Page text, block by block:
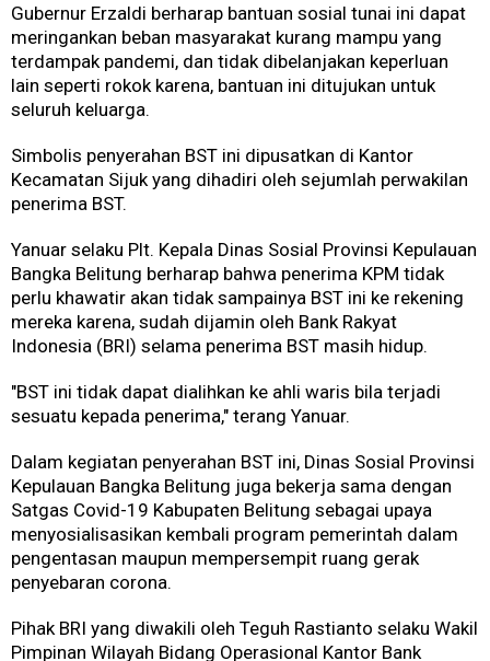
Gubernur Erzaldi berharap bantuan sosial tunai ini dapat
meringankan beban masyarakat kurang mampu yang
terdampak pandemi, dan tidak dibelanjakan keperluan
lain seperti rokok karena, bantuan ini ditujukan untuk
seluruh keluarga.
Simbolis penyerahan BST ini dipusatkan di Kantor
Kecamatan Sijuk yang dihadiri oleh sejumlah perwakilan
penerima BST.
Yanuar selaku Plt. Kepala Dinas Sosial Provinsi Kepulauan
Bangka Belitung berharap bahwa penerima KPM tidak
perlu khawatir akan tidak sampainya BST ini ke rekening
mereka karena, sudah dijamin oleh Bank Rakyat
Indonesia (BRI) selama penerima BST masih hidup.
"BST ini tidak dapat dialihkan ke ahli waris bila terjadi
sesuatu kepada penerima," terang Yanuar.
Dalam kegiatan penyerahan BST ini, Dinas Sosial Provinsi
Kepulauan Bangka Belitung juga bekerja sama dengan
Satgas Covid-19 Kabupaten Belitung sebagai upaya
menyosialisasikan kembali program pemerintah dalam
pengentasan maupun mempersempit ruang gerak
penyebaran corona.
Pihak BRI yang diwakili oleh Teguh Rastianto selaku Wakil
Pimpinan Wilayah Bidang Operasional Kantor Bank